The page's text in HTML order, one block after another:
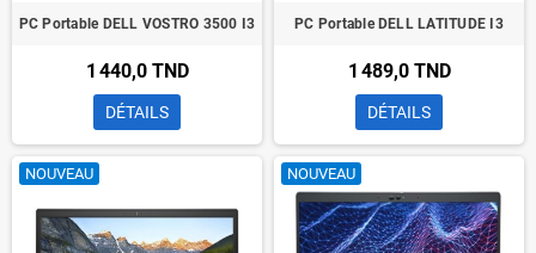
PC Portable DELL VOSTRO 3500 I3
1 440,0 TND
DÉTAILS
PC Portable DELL LATITUDE I3
1 489,0 TND
DÉTAILS
NOUVEAU NOUVEAU